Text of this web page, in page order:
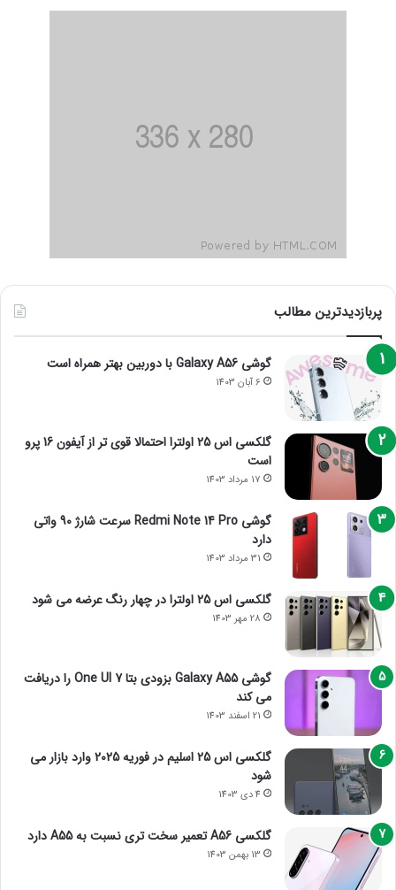
پربازدیدترین مطالب
گوشی Galaxy A56 با دوربین بهتر همراه است
6 آبان 1403
گلکسی اس 25 اولترا احتمالا قوی تر از آیفون 16 پرو
است
17 مرداد 1403
گوشی Redmi Note 14 Pro سرعت شارژ 90 واتی
دارد
31 مرداد 1403
گلکسی اس 25 اولترا در چهار رنگ عرضه می شود
28 مهر 1403
گوشی Galaxy A55 بزودی بتا One UI 7 را دریافت
می کند
21 اسفند 1403
گلکسی اس 25 اسلیم در فوریه 2025 وارد بازار می
شود
4 دی 1403
گلکسی A56 تعمیر سخت تری نسبت به A55 دارد
13 بهمن 1403